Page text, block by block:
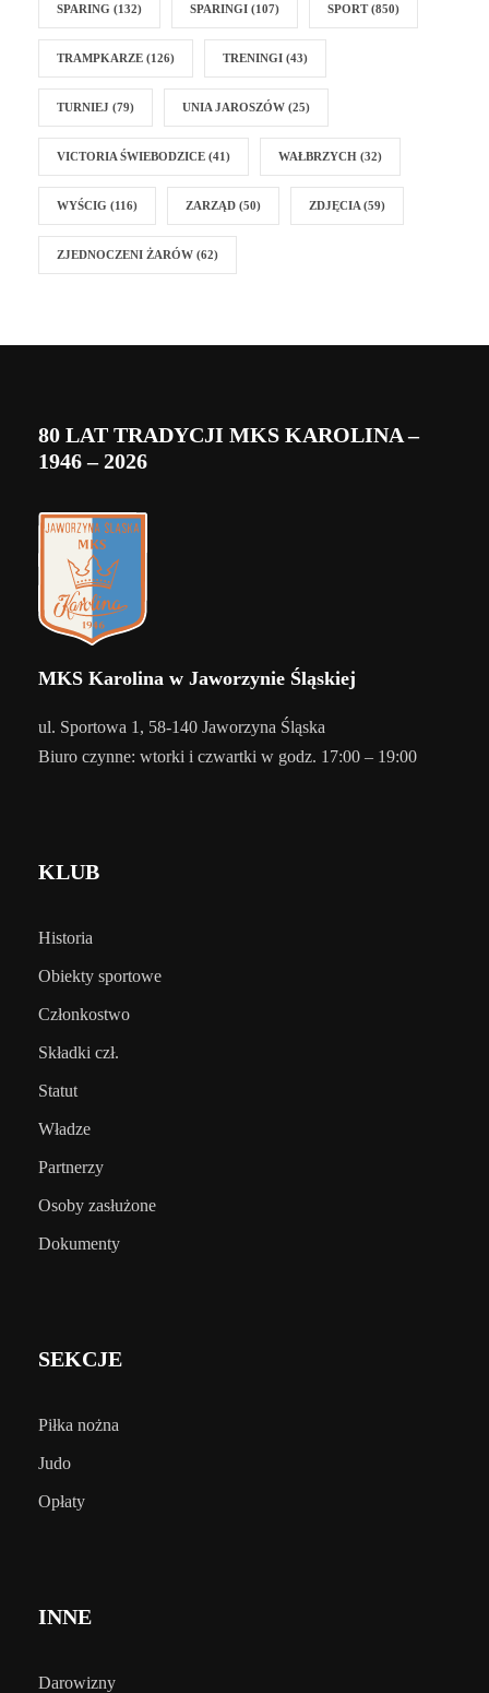
SPARING (132) SPARINGI (107) SPORT(850)
TRAMPKARZE (126) TRENINGI (43)
TURNIEJ (79) UNIA JAROSZÓW (25)
VICTORIA ŚWIEBODZICE (41) WAŁBRZYCH (32)
WYŚCIG (116) ZARZĄD (50) ZDJĘCIA (59)
ZJEDNOCZENI ŻARÓW (62)
80 LAT TRADYCJI MKS KAROLINA –
1946 – 2026
MKS Karolina w Jaworzynie Śląskiej
ul. Sportowa 1, 58-140 Jaworzyna Śląska
Biuro czynne: wtorki i czwartki w godz. 17:00 – 19:00
KLUB
Historia
Obiekty sportowe
Członkostwo
Składki czł.
Statut
Władze
Partnerzy
Osoby zasłużone
Dokumenty
SEKCJE
Piłka nożna
Judo
Opłaty
INNE
Darowizny